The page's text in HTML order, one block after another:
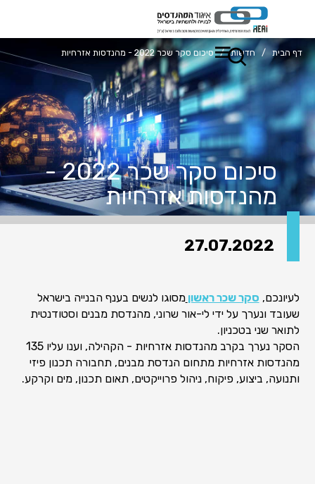
דף הבית / חדשות / סיכום סקר שכר 2022 - מהנדסות אזרחיות
סיכום סקר שכר 2022 -
מהנדסות אזרחיות
27.07.2022
לעיונכם, סקר שכר ראשון מסוגו לנשים בענף הבנייה בישראל
שעובד ונערך על ידי לי-אור שרוני, מהנדסת מבנים וסטודנטית
לתואר שני בטכניון.
הסקר נערך בקרב מהנדסות אזרחיות - הקהילה, וענו עליו 135
מהנדסות אזרחיות מתחום הנדסת מבנים, תחבורה תכנון פיזי
ותנועה, ביצוע, פיקוח, ניהול פרוייקטים, תאום תכנון, מים וקרקע.